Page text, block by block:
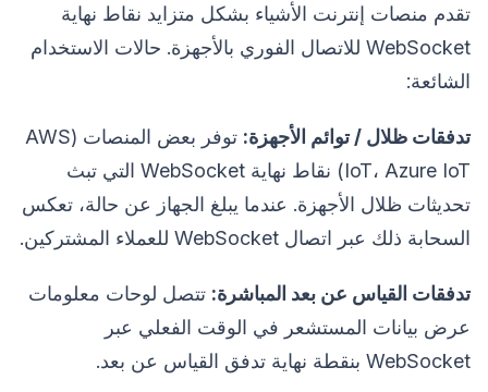
تقدم منصات إنترنت الأشياء بشكل متزايد نقاط نهاية
WebSocket للاتصال الفوري بالأجهزة. حالات الاستخدام
الشائعة:
تدفقات ظلال / توائم الأجهزة:
توفر بعض المنصات (AWS
IoT، Azure IoT) نقاط نهاية WebSocket التي تبث
تحديثات ظلال الأجهزة. عندما يبلغ الجهاز عن حالة، تعكس
السحابة ذلك عبر اتصال WebSocket للعملاء المشتركين.
تدفقات القياس عن بعد المباشرة: تتصل لوحات معلومات
عرض بيانات المستشعر في الوقت الفعلي عبر
WebSocket بنقطة نهاية تدفق القياس عن بعد.